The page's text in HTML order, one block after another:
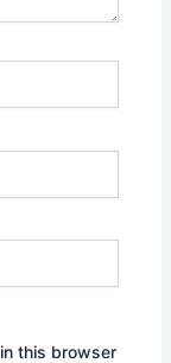
this browser